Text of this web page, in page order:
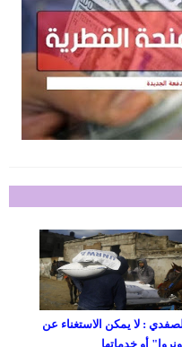
: لا يمكن الاستغناء عن
أو خدماتها